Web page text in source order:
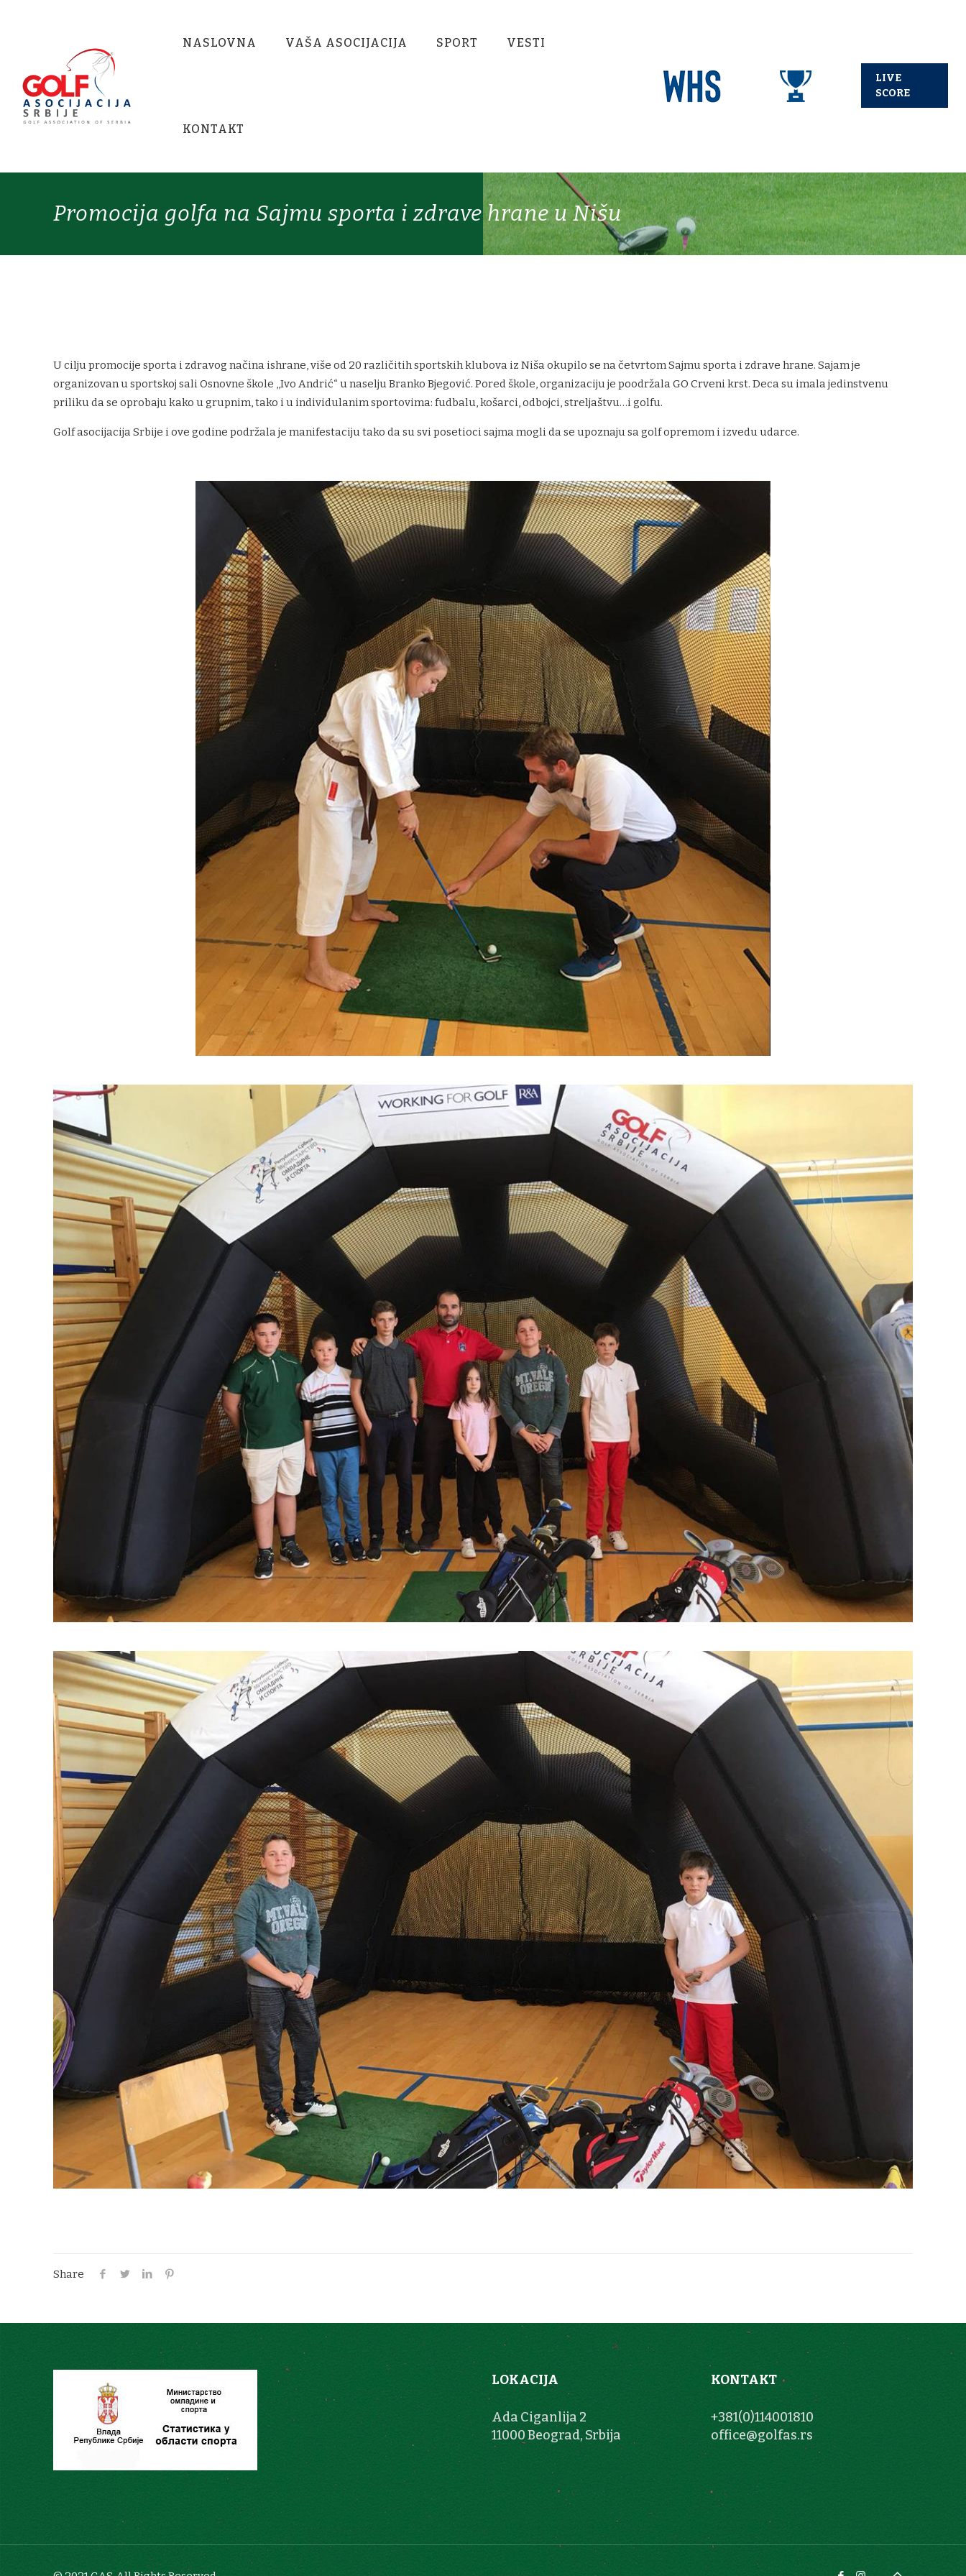
NASLOVNA VAŠA ASOCIJACIJA SPORT VESTI
KONTAKT
LIVE
SCORE
Promocija golfa na Sajmu sporta i zdrave hrane u Nišu
U cilju promocije sporta i zdravog načina ishrane, više od 20 različitih sportskih klubova iz Niša okupilo se na četvrtom Sajmu sporta i zdrave hrane. Sajam je
organizovan u sportskoj sali Osnovne škole ,,Ivo Andrić“ u naselju Branko Bjegović. Pored škole, organizaciju je poodržala GO Crveni krst. Deca su imala jedinstvenu
priliku da se oprobaju kako u grupnim, tako i u individulanim sportovima: fudbalu, košarci, odbojci, streljaštvu…i golfu.
Golf asocijacija Srbije i ove godine podržala je manifestaciju tako da su svi posetioci sajma mogli da se upoznaju sa golf opremom i izvedu udarce.
Share
LOKACIJA
Ada Ciganlija 2
11000 Beograd, Srbija
KONTAKT
+381(0)114001810
office@golfas.rs